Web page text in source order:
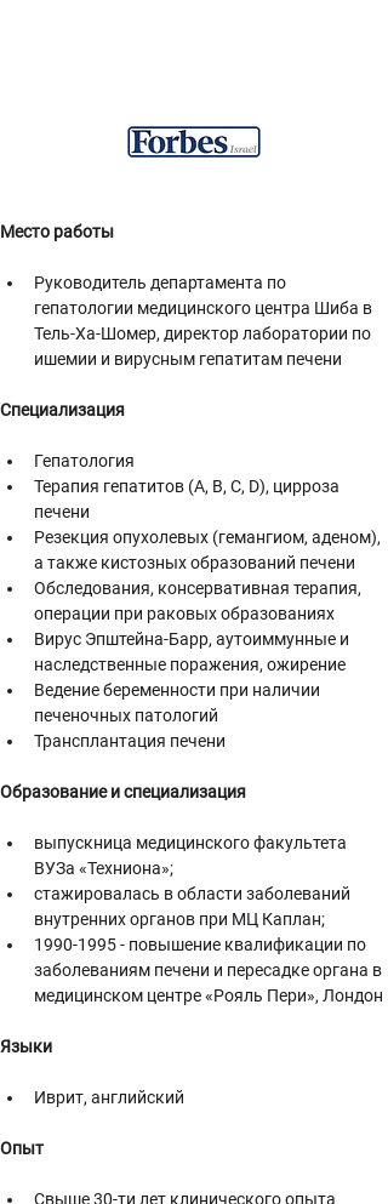
Место работы
Руководитель департамента по
гепатологии медицинского центра Шиба в
Тель-Ха-Шомер, директор лаборатории по
ишемии и вирусным гепатитам печени
Специализация
Гепатология
Терапия гепатитов (А, В, С, D), цирроза
печени
Резекция опухолевых (гемангиом, аденом),
а также кистозных образований печени
Обследования, консервативная терапия,
операции при раковых образованиях
Вирус Эпштейна-Барр, аутоиммунные и
наследственные поражения, ожирение
Ведение беременности при наличии
печеночных патологий
Трансплантация печени
Образование и специализация
выпускница медицинского факультета
ВУЗа «Техниона»;
стажировалась в области заболеваний
внутренних органов при МЦ Каплан;
1990-1995 - повышение квалификации по
заболеваниям печени и пересадке органа в
медицинском центре «Рояль Пери», Лондон
Языки
Иврит, английский
Опыт
Свыше 30-ти лет клинического опыта